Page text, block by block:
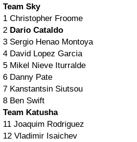
Team Sky
1 Christopher Froome
2 Dario Cataldo
3 Sergio Henao Montoya
4 David Lopez Garcia
5 Mikel Nieve Iturralde
6 Danny Pate
7 Kanstantsin Siutsou
8 Ben Swift
Team Katusha
11 Joaquim Rodriguez
12 Vladimir Isaichev